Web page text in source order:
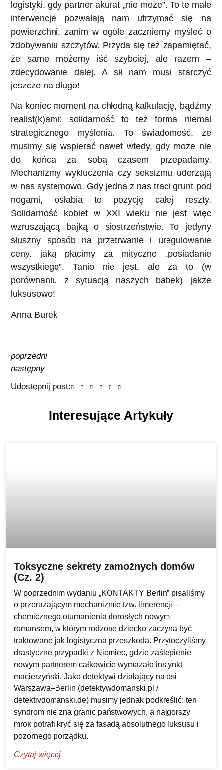
logistyki, gdy partner akurat „nie może”. To te małe
interwencje pozwalają nam utrzymać się na
powierzchni, zanim w ogóle zaczniemy myśleć o
zdobywaniu szczytów. Przyda się też zapamiętać,
że same możemy iść szybciej, ale razem –
zdecydowanie dalej. A sił nam musi starczyć
jeszcze na długo!
Na koniec moment na chłodną kalkulację, bądźmy
realist(k)ami: solidarność to też forma niemal
strategicznego myślenia. To świadomość, że
musimy się wspierać nawet wtedy, gdy może nie
do końca za sobą czasem przepadamy.
Mechanizmy wykluczenia czy seksizmu uderzają
w nas systemowo. Gdy jedna z nas traci grunt pod
nogami, osłabia to pozycję całej reszty.
Solidarność kobiet w XXI wieku nie jest więc
wzruszającą bajką o siostrzeństwie. To jedyny
słuszny sposób na przetrwanie i uregulowanie
ceny, jaką płacimy za mityczne „posiadanie
wszystkiego”. Tanio nie jest, ale za to (w
porównaniu z sytuacją naszych babek) jakże
luksusowo!
Anna Burek
poprzedni
następny
Udostępnij post:
Interesujące Artykuły
Toksyczne sekrety zamożnych domów
(Cz. 2)
W poprzednim wydaniu „KONTAKTY Berlin” pisaliśmy
o przerażającym mechanizmie tzw. limerencji –
chemicznego otumanienia dorosłych nowym
romansem, w którym rodzone dziecko zaczyna być
traktowane jak logistyczna przeszkoda. Przytoczyliśmy
drastyczne przypadki z Niemiec, gdzie zaślepienie
nowym partnerem całkowicie wymazało instynkt
macierzyński. Jako detektywi działający na osi
Warszawa–Berlin (detektywdomanski.pl /
detektivdomanski.de) musimy jednak podkreślić: ten
syndrom nie zna granic państwowych, a najgorszy
mrok potrafi kryć się za fasadą absolutnego luksusu i
pozornego porządku.
Czytaj więcej